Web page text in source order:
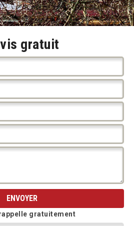
gratuit
gratuitement